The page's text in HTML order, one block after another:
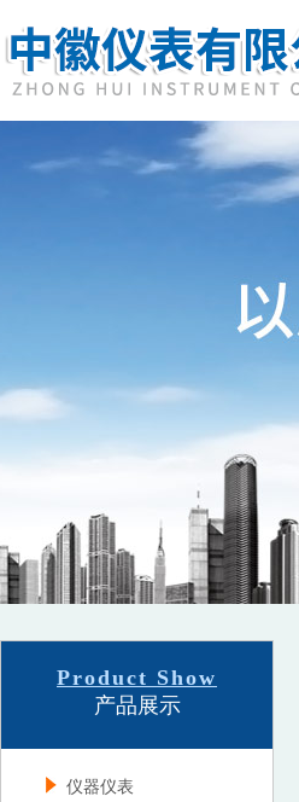
Product Show
产品展示
仪器仪表